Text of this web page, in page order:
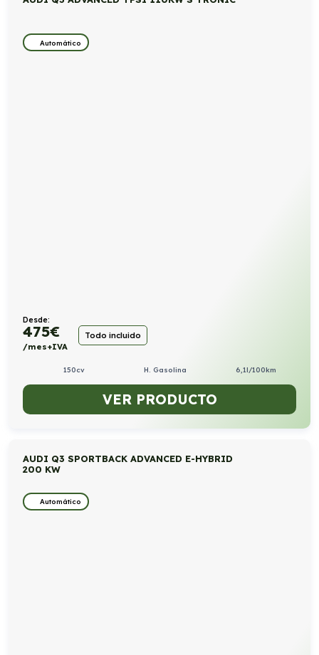
Automático
Desde:
475€
/mes+IVA
Todo incluido
150cv H. Gasolina 6,1l/100km
VER PRODUCTO
AUDI Q3 SPORTBACK ADVANCED E-HYBRID
200 KW
Automático